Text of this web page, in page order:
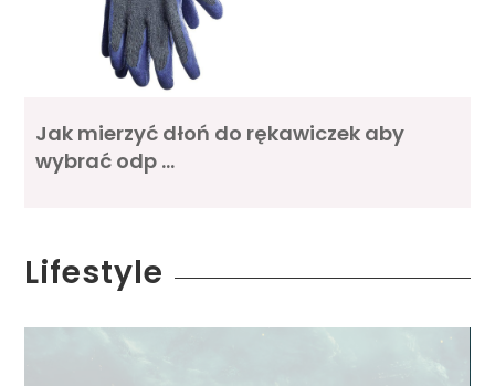
Jak mierzyć dłoń do rękawiczek aby
wybrać odp …
Lifestyle